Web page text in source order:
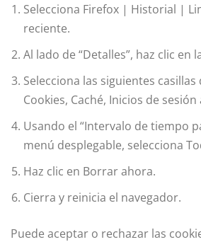
Selecciona Firefox | Historial |
reciente.
Al lado de “Detalles”, haz clic en
Selecciona las siguientes
Cookies, Caché, Inicios de sesión
Usando el “Intervalo de tiempo
menú desplegable, selecciona
Haz clic en Borrar ahora.
Cierra y reinicia el navegador.
Puede aceptar o rechazar las